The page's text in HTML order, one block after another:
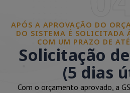
APÓS A APROVAÇÃO DO
DO SISTEMA É SOLICITADA
COM UM PRAZO DE
Solicitação
(5 dias
Com o orçamento aprovado, a